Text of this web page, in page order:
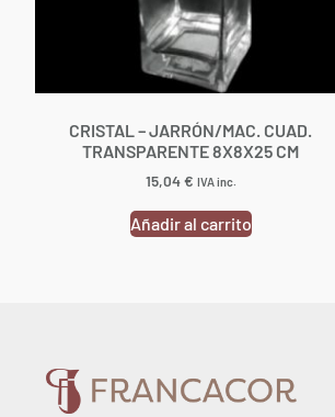
CRISTAL – JARRÓN/MAC. CUAD.
TRANSPARENTE 8X8X25 CM
15,04€ IVA inc.
Añadir al carrito